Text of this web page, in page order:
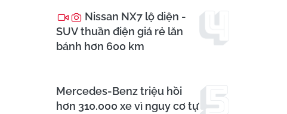
Nissan NX7 lộ diện -
SUV thuần điện giá rẻ lăn
bánh hơn 600 km
Mercedes-Benz triệu hồi
hơn 310.000 xe vì nguy cơ tự